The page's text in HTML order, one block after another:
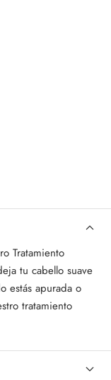
Tratamiento
tu cabello suave
estás apurada o
tratamiento